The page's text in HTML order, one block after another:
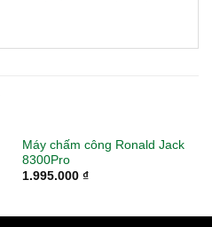
Máy chấm công Ronald Jack
8300Pro
1.995.000 ₫